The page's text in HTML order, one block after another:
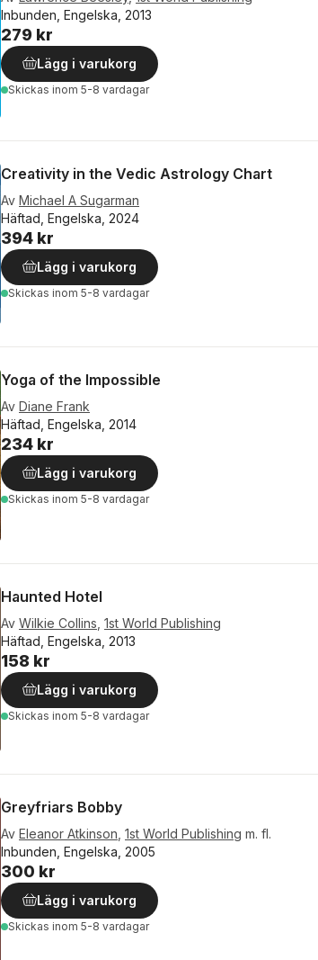
Inbunden, Engelska, 2013
279 kr
Lägg i varukorg
Skickas inom 5-8 vardagar
Creativity in the Vedic Astrology Chart
Av Michael A Sugarman
Häftad, Engelska, 2024
394 kr
Lägg i varukorg
Skickas inom 5-8 vardagar
Yoga of the Impossible
Av Diane Frank
Häftad, Engelska, 2014
234 kr
Lägg i varukorg
Skickas inom 5-8 vardagar
Haunted Hotel
Av Wilkie Collins 1st World Publishing
Häftad, Engelska, 2013
158 kr
Lägg i varukorg
Skickas inom 5-8 vardagar
Greyfriars Bobby
Av Eleanor Atkinson 1st World Publishing m. fl.
Inbunden, Engelska, 2005
300 kr
Lägg i varukorg
Skickas inom 5-8 vardagar